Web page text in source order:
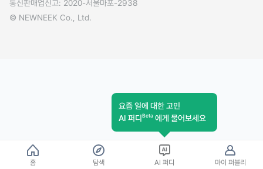
통신판매업신고: 2020-서울마포-2938
© NEWNEEK Co., Ltd.
홈 탐색
요즘 일에 대한 고민
AI 퍼디Beta 에게 물어보세요
AI 퍼디 마이 퍼블리